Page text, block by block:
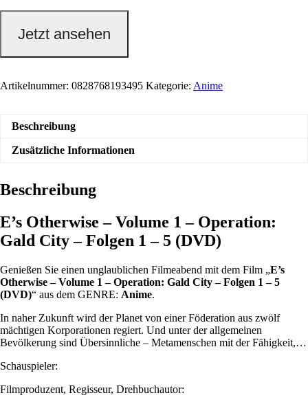
Jetzt ansehen
Artikelnummer: 0828768193495 Kategorie: Anime
Beschreibung
Zusätzliche Informationen
Beschreibung
E’s Otherwise – Volume 1 – Operation:
Gald City – Folgen 1 – 5 (DVD)
Genießen Sie einen unglaublichen Filmeabend mit dem Film „E’s
Otherwise – Volume 1 – Operation: Gald City – Folgen 1 – 5
(DVD)“ aus dem GENRE: Anime.
In naher Zukunft wird der Planet von einer Föderation aus zwölf
mächtigen Korporationen regiert. Und unter der allgemeinen
Bevölkerung sind Übersinnliche – Metamenschen mit der Fähigkeit,…
Schauspieler:
Filmproduzent, Regisseur, Drehbuchautor: